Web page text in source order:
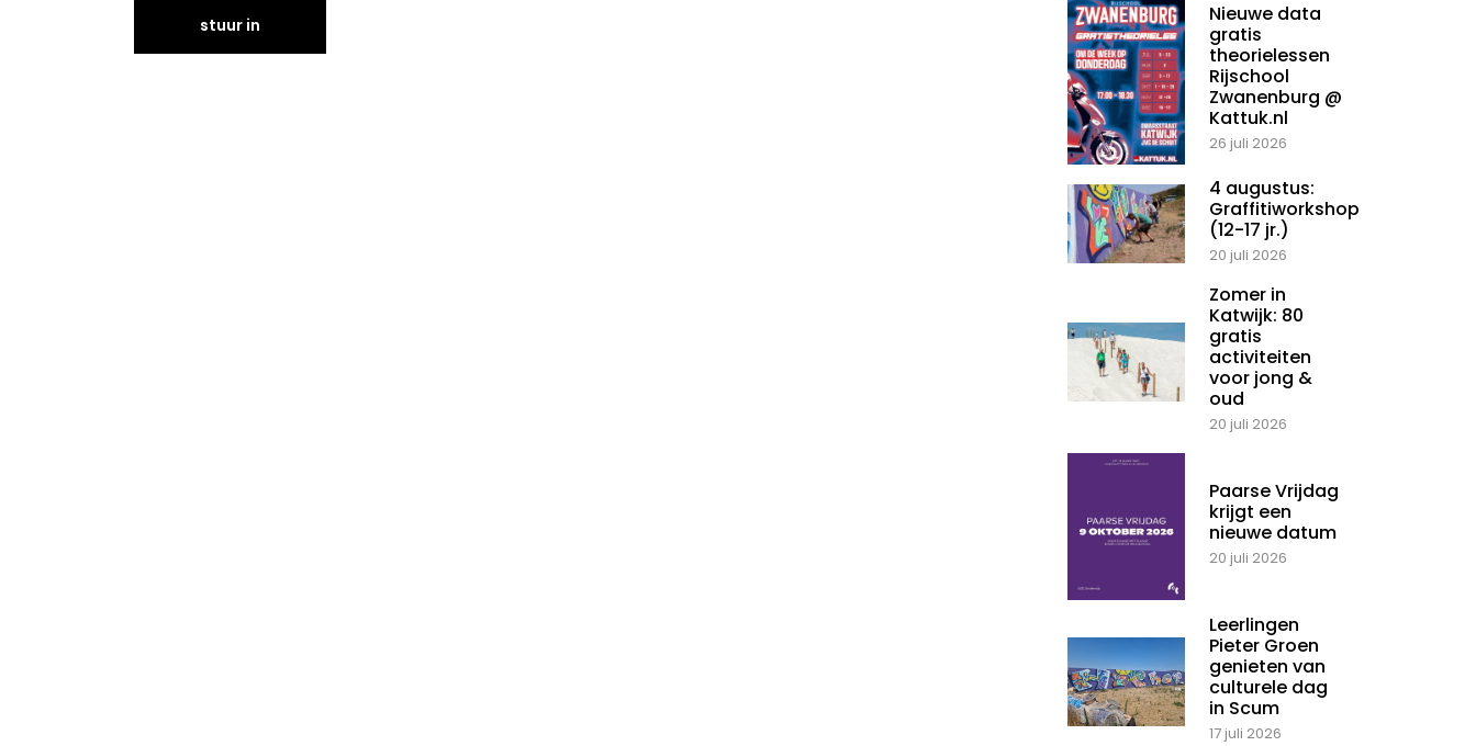
Nieuwe data
gratis
theorielessen
Rijschool
Zwanenburg @
Kattuk.nl
26 juli 2026
4 augustus:
Graffitiworkshop
(12-17 jr.)
20 juli 2026
Zomer in
Katwijk: 80
gratis
activiteiten
voor jong &
oud
20 juli 2026
Paarse Vrijdag
krijgt een
nieuwe datum
20 juli 2026
Leerlingen
Pieter Groen
genieten van
culturele dag
in Scum
17 juli 2026